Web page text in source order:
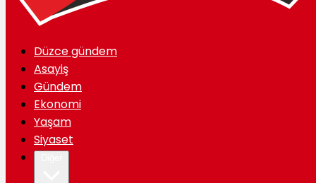
Düzce gündem
Asayiş
Gündem
Ekonomi
Yaşam
Siyaset